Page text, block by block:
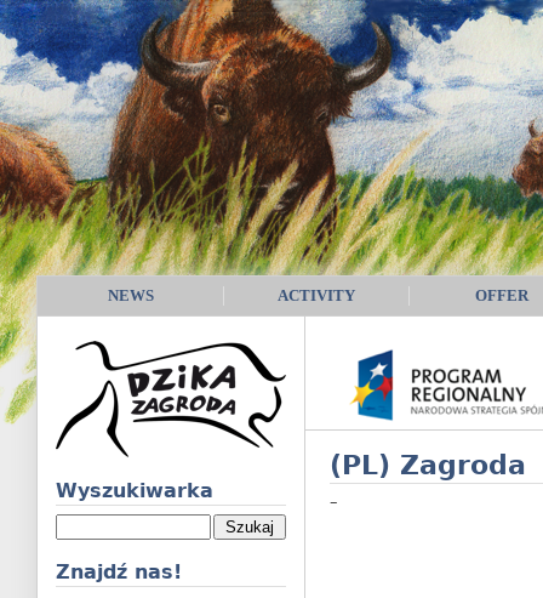
NEWS ACTIVITY OFFER
Wyszukiwarka
Znajdź nas!
(PL) Zagroda
–